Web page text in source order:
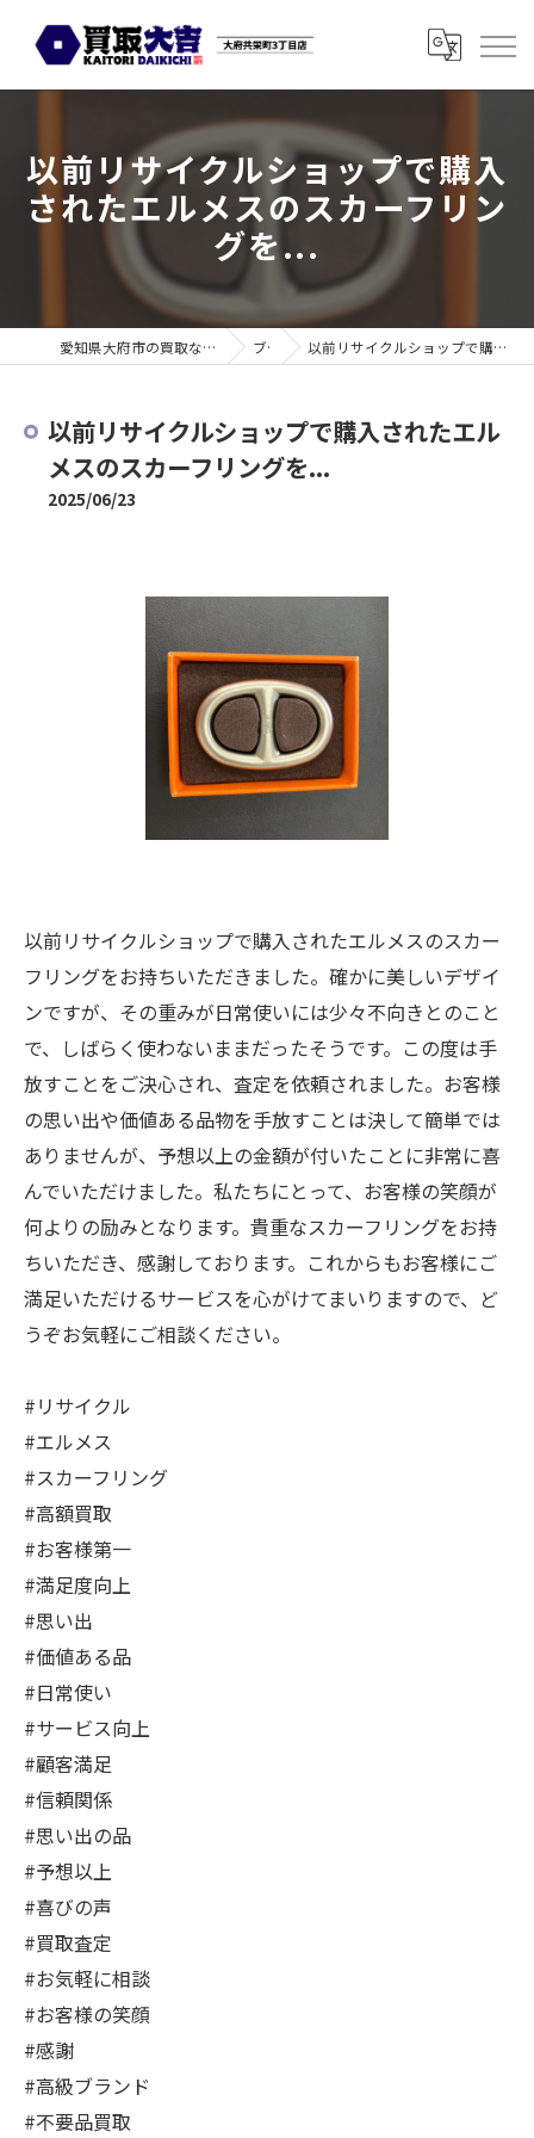
以前リサイクルショップで購入
されたエルメスのスカーフリン
グを...
愛知県大府市の買取なら買取大吉 大府共栄町3丁目店 ブログ 以前リサイクルショップで購入されたエルメスのスカーフリングを...
以前リサイクルショップで購入されたエル
メスのスカーフリングを...
2025/06/23
以前リサイクルショップで購入されたエルメスのスカー
フリングをお持ちいただきました。確かに美しいデザイ
ンですが、その重みが日常使いには少々不向きとのこと
で、しばらく使わないままだったそうです。この度は手
放すことをご決心され、査定を依頼されました。お客様
の思い出や価値ある品物を手放すことは決して簡単では
ありませんが、予想以上の金額が付いたことに非常に喜
んでいただけました。私たちにとって、お客様の笑顔が
何よりの励みとなります。貴重なスカーフリングをお持
ちいただき、感謝しております。これからもお客様にご
満足いただけるサービスを心がけてまいりますので、ど
うぞお気軽にご相談ください。
#リサイクル
#エルメス
#スカーフリング
#高額買取
#お客様第一
#満足度向上
#思い出
#価値ある品
#日常使い
#サービス向上
#顧客満足
#信頼関係
#思い出の品
#予想以上
#喜びの声
#買取査定
#お気軽に相談
#お客様の笑顔
#感謝
#高級ブランド
#不要品買取